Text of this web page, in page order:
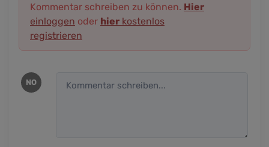
Kommentar schreiben zu können. Hier
einloggen oder hier kostenlos
registrieren
NO